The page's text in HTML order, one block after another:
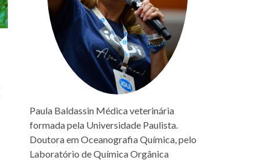
Paula Baldassin Médica veterinária
formada pela Universidade Paulista.
Doutora em Oceanografia Química, pelo
Laboratório de Química Orgânica